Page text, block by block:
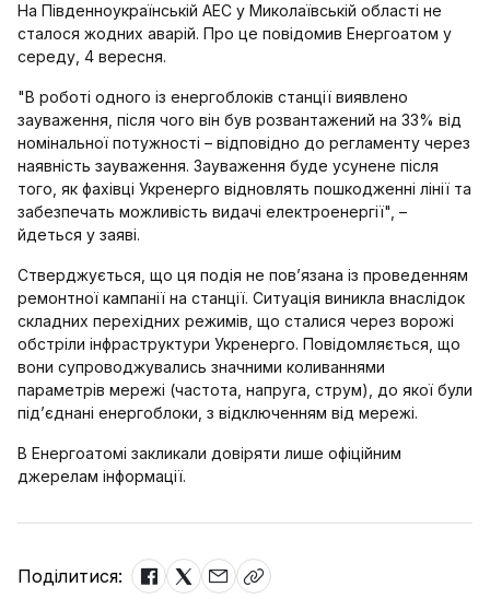
На Південноукраїнській АЕС у Миколаївській області не
сталося жодних аварій. Про це повідомив Енергоатом у
середу, 4 вересня.
"В роботі одного із енергоблоків станції виявлено
зауваження, після чого він був розвантажений на 33% від
номінальної потужності – відповідно до регламенту через
наявність зауваження. Зауваження буде усунене після
того, як фахівці Укренерго відновлять пошкодженні лінії та
забезпечать можливість видачі електроенергії", –
йдеться у заяві.
Стверджується, що ця подія не пов’язана із проведенням
ремонтної кампанії на станції. Ситуація виникла внаслідок
складних перехідних режимів, що сталися через ворожі
обстріли інфраструктури Укренерго. Повідомляється, що
вони супроводжувались значними коливаннями
параметрів мережі (частота, напруга, струм), до якої були
підʼєднані енергоблоки, з відключенням від мережі.
В Енергоатомі закликали довіряти лише офіційним
джерелам інформації.
Поділитися: